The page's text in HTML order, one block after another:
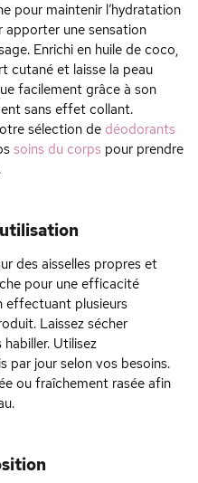
pour maintenir l’hydratation
apporter une sensation
Enrichi en huile de coco,
cutané et laisse la peau
facilement grâce à son
sans effet collant.
sélection de déodorants
soins du corps pour prendre
des aisselles propres et
pour une efficacité
effectuant plusieurs
Laissez sécher
Utilisez
par jour selon vos besoins.
ou fraîchement rasée afin